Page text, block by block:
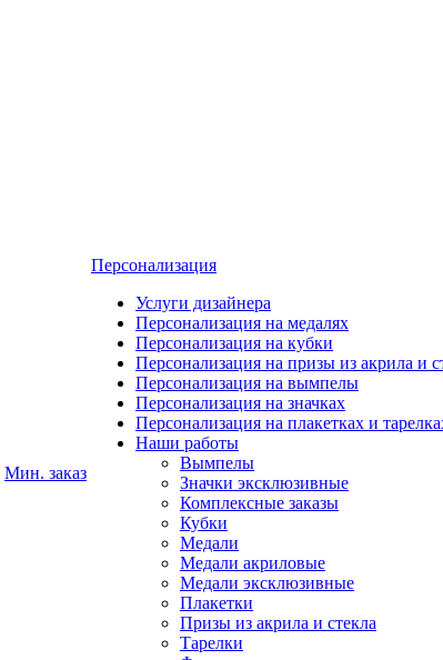
Мин. заказ
Персонализация
Услуги дизайнера
Персонализация на медалях
Персонализация на кубки
Персонализация на призы из акрила и
Персонализация на вымпелы
Персонализация на значках
Персонализация на плакетках и
Наши работы
Вымпелы
Значки эксклюзивные
Комплексные заказы
Кубки
Медали
Медали акриловые
Медали эксклюзивные
Плакетки
Призы из акрила и стекла
Тарелки